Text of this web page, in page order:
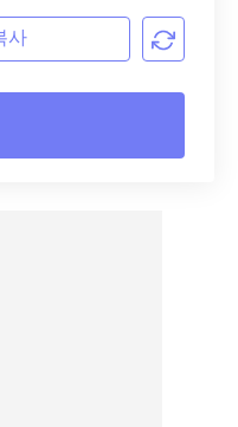
사